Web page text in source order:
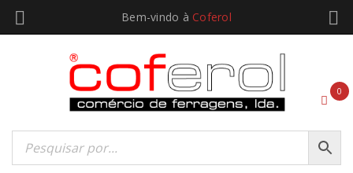
Bem-vindo à Coferol
0